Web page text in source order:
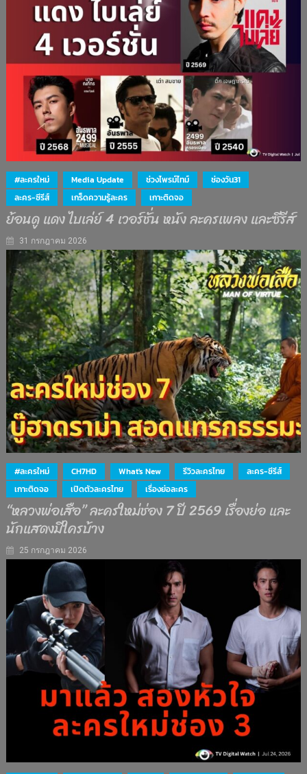
#ละครใหม่ Media Update ช่วงไพรม์ไทม์
ช่องวัน31
ละคร-ซีรีส์
เกร็ดความรู้ละคร เกาะติดจอ
ย้อนดู แดง ไบเล่ย์ 4 เวอร์ชั่น หนัง ละครเพลง และซีรีส์
31 กรกฎาคม 2026
#ละครใหม่ CH7HD What's New รีวิวละครไทย
ละคร-ซีรีส์
เกาะติดจอ
เปิดตัวละครไทย เรื่องย่อละคร
“หลวงพ่อเสือ” ละครใหม่ช่อง 7 ปี 2569 เรื่องย่อ และ
นักแสดงมีใครบ้าง
25 กรกฎาคม 2026